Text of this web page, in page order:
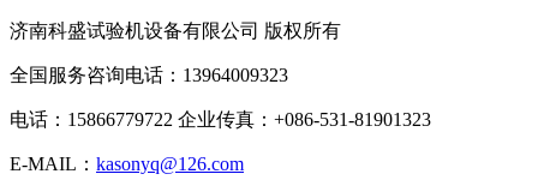
济南科盛试验机设备有限公司 版权所有
全国服务咨询电话：13964009323
电话：15866779722 企业传真：+086-531-81901323
E-MAIL： kasonyq@126.com